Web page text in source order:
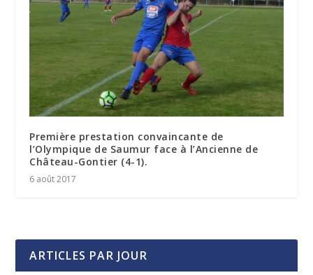
Première prestation convaincante de
l’Olympique de Saumur face à l’Ancienne de
Château-Gontier (4-1).
6 août 2017
ARTICLES PAR JOUR